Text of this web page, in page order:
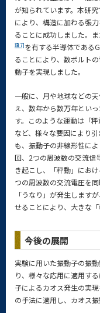
が知られています。本研
により、構造に加わる張
ることに成功しました。
語7]を有する半導体である
ることにより、数ボルト
動子を実現しました。
一般に、月や地球などの
え、数年から数万年とい
す。このような運動は「
など、様々な要因により
も、振動子の非線形性に
回、2つの周波数の交流信
き起こし、「秤動」にお
つの周波数の交流電圧を
「うなり」が発生します
せることにより、大きな
今後の展開
実験に用いた振動子の振
り、様々な応用に適用す
子によるカオス発生の実
の手法に適用し、カオス